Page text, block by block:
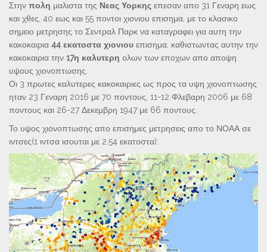
Στην πολη μαλιστα της Νεας Υορκης επεσαν απο 31 Γεναρη εως
και χθες, 40 εως και 55 ποντοι χιονιου επισημα, με το κλασικο
σημειο μετρησης το Σεντραλ Παρκ να καταγραφει για αυτη την
κακοκαιρια 44 εκατοστα χιονιου επισημα, καθιστωντας αυτην την
κακοκαιρια την 17η καλυτερη ολων των εποχων απο αποψη
υψους χιονοπτωσης.
Οι 3 πρωτες καλυτερες κακοκαιριες ως προς τα υψη χιονοπτωσης
ηταν 23 Γεναρη 2016 με 70 ποντους, 11-12 Φλεβαρη 2006 με 68
ποντους και 26-27 Δεκεμβρη 1947 με 66 ποντους.
Το υψος χιονοπτωσης απο επισημες μετρησεις απο το ΝΟΑΑ σε
ιντσες(1 ιντσα ισουται με 2.54 εκατοστα):